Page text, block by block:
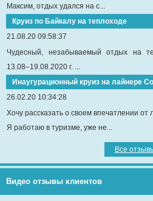
Максим, отдых удался на с...
Круиз по Байкалу на теплоходе
21.08.20 09:58:37
Чудесный, незабываемый отдых на
13.08–19.08.2020 г. ...
Инаугурационный круиз на лайнере
26.02.20 10:34:28
Хочу рассказать о своем впечатлении
Я работаю в туризме, уже не...
Все
Видео отзывы клиентов